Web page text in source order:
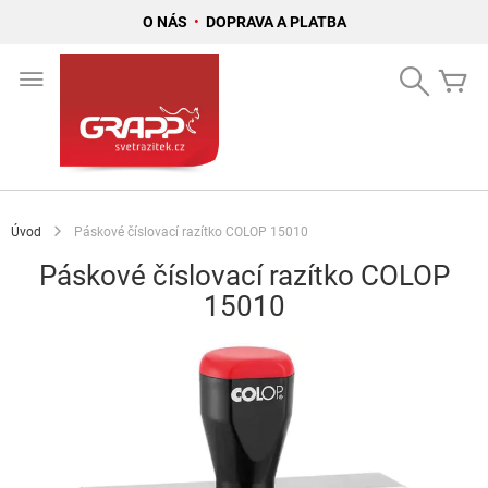
O NÁS • DOPRAVA A PLATBA
Search
Úvod Páskové číslovací razítko COLOP 15010
Páskové číslovací razítko COLOP
15010